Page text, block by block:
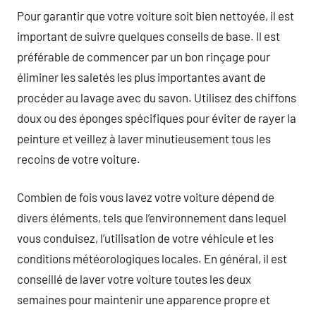
Pour garantir que votre voiture soit bien nettoyée, il est
important de suivre quelques conseils de base. Il est
préférable de commencer par un bon rinçage pour
éliminer les saletés les plus importantes avant de
procéder au lavage avec du savon. Utilisez des chiffons
doux ou des éponges spécifiques pour éviter de rayer la
peinture et veillez à laver minutieusement tous les
recoins de votre voiture.
Combien de fois vous lavez votre voiture dépend de
divers éléments, tels que l’environnement dans lequel
vous conduisez, l’utilisation de votre véhicule et les
conditions météorologiques locales. En général, il est
conseillé de laver votre voiture toutes les deux
semaines pour maintenir une apparence propre et